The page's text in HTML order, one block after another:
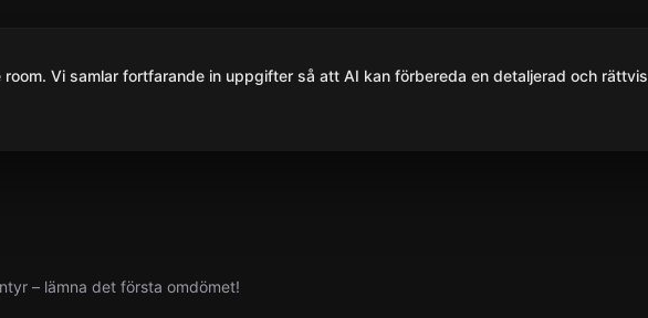
Vi samlar fortfarande in uppgifter så att AI kan förbereda en detaljerad och rättvis
– lämna det första omdömet!